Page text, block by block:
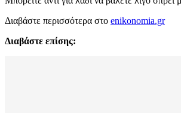
Διαβάστε περισσότερα στο enikonomia.gr
Διαβάστε επίσης: